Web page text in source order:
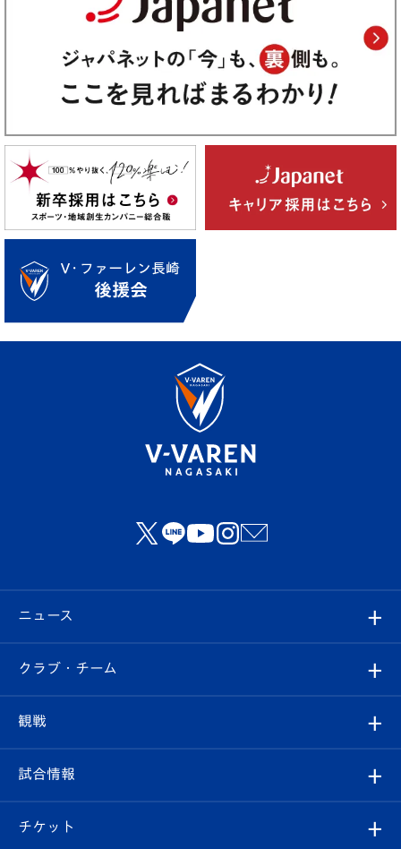
ニュース
すべて
クラブ
試合情報
クラブ・チーム
クラブ概要
観戦
観戦ルール
試合情報
試合日程/結果
チケット